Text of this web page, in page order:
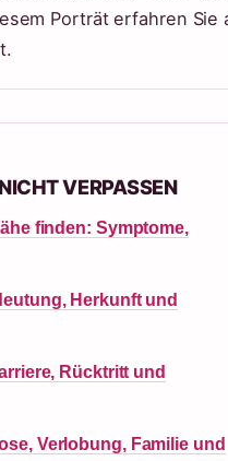
Porträt erfahren
VERPASSEN
finden: Symptome,
Herkunft und
Rücktritt und
Verlobung, Familie und